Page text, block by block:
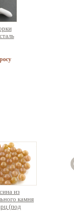
из
камня
(под